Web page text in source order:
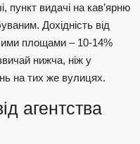
пункт видачі на кав’ярню
Дохідність від
площами – 10-14%
нижча, ніж у
на тих же вулицях.
агентства